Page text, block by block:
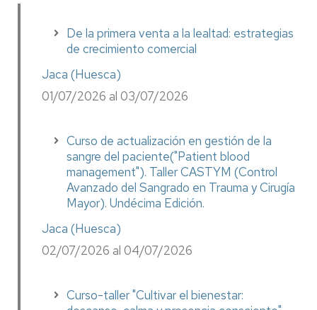
De la primera venta a la lealtad: estrategias
de crecimiento comercial
Jaca (Huesca)
01/07/2026 al 03/07/2026
Curso de actualización en gestión de la
sangre del paciente("Patient blood
management"). Taller CASTYM (Control
Avanzado del Sangrado en Trauma y Cirugía
Mayor). Undécima Edición.
Jaca (Huesca)
02/07/2026 al 04/07/2026
Curso-taller "Cultivar el bienestar: